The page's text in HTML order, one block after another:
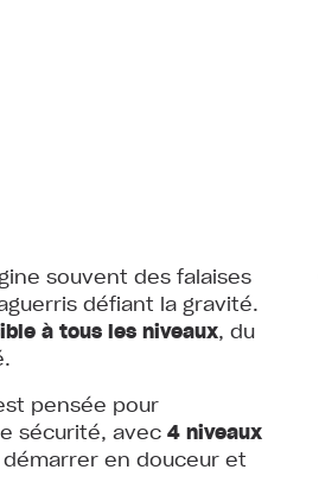
souvent des falaises
défiant la gravité.
à tous les niveaux, du
pensée pour
sécurité, avec 4 niveaux
en douceur et